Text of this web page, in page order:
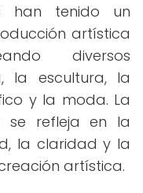
han tenido un
artística
diversos
la escultura, la
y la moda. La
se refleja en la
la claridad y la
artística.